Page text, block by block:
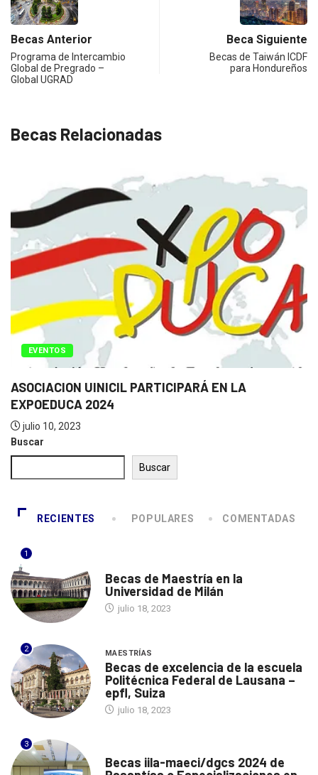
Becas Anterior
Programa de Intercambio
Global de Pregrado –
Global UGRAD
Beca Siguiente
Becas de Taiwán ICDF
para Hondureños
Becas Relacionadas
EVENTOS
ASOCIACION UINICIL PARTICIPARÁ EN LA
EXPOEDUCA 2024
julio 10, 2023
Buscar
Buscar
RECIENTES POPULARES COMENTADAS
1
Becas de Maestría en la
Universidad de Milán
julio 18, 2023
2 MAESTRÍAS
Becas de excelencia de la escuela
Politécnica Federal de Lausana –
epfl, Suiza
julio 18, 2023
3
Becas iila-maeci/dgcs 2024 de